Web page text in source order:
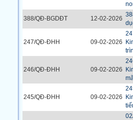
388/QĐ-BGDĐT 12-02-2026
247/QĐ-ĐHH 09-02-2026
246/QĐ-ĐHH 09-02-2026
245/QĐ-ĐHH 09-02-2026